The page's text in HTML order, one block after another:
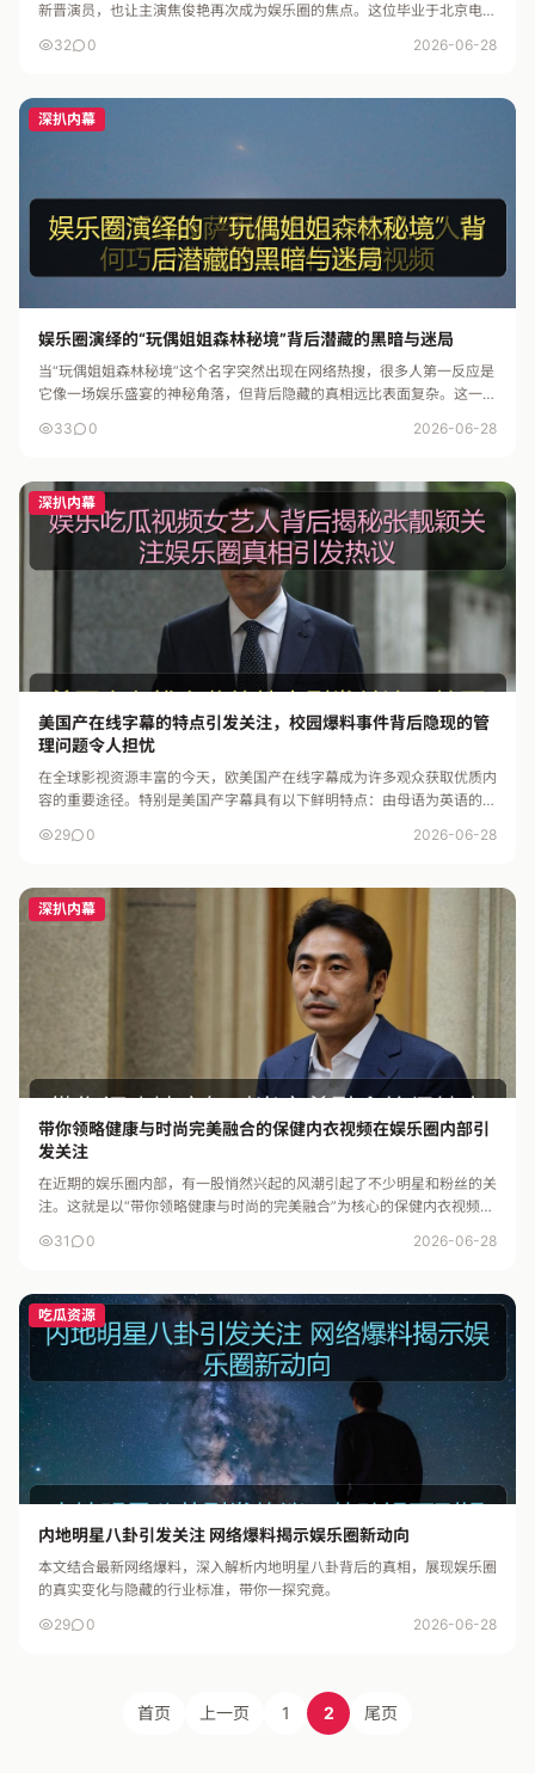
新晋演员，也让主演焦俊艳再次成为娱乐圈的焦点。这位毕业于北京电影
32 0 2026-06-28
深扒内幕
娱乐圈演绎的“玩偶姐姐森林秘境”背后潜藏的黑暗与迷局
当“玩偶姐姐森林秘境”这个名字突然出现在网络热搜，很多人第一反应是
它像一场娱乐盛宴的神秘角落，但背后隐藏的真相远比表面复杂。这一事
33 0 2026-06-28
深扒内幕
美国产在线字幕的特点引发关注，校园爆料事件背后隐现的管
理问题令人担忧
在全球影视资源丰富的今天，欧美国产在线字幕成为许多观众获取优质内
容的重要途径。特别是美国产字幕具有以下鲜明特点：由母语为英语的专
视...
29 0 2026-06-28
深扒内幕
带你领略健康与时尚完美融合的保健内衣视频在娱乐圈内部引
发关注
在近期的娱乐圈内部，有一股悄然兴起的风潮引起了不少明星和粉丝的关
注。这就是以“带你领略健康与时尚的完美融合”为核心的保健内衣视频。
31 0 2026-06-28
吃瓜资源
内地明星八卦引发关注 网络爆料揭示娱乐圈新动向
本文结合最新网络爆料，深入解析内地明星八卦背后的真相，展现娱乐圈
的真实变化与隐藏的行业标准，带你一探究竟。
29
0 2026-06-28
首页 上一页 1 2 尾页